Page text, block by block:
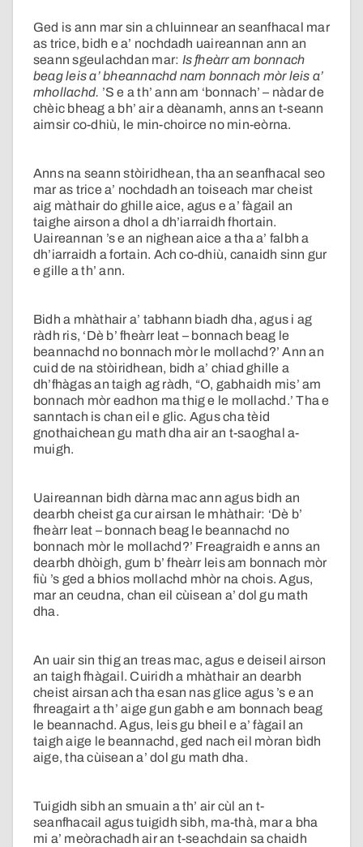
Ged is ann mar sin a chluinnear an seanfhacal mar
as trice, bidh e a’ nochdadh uaireannan ann an
seann sgeulachdan mar: Is fheàrr am bonnach
beag leis a’ bheannachd nam bonnach mòr leis a’
mhollachd. ’S e a th’ ann am ‘bonnach’ – nàdar de
chèic bheag a bh’ air a dèanamh, anns an t-seann
aimsir co-dhiù, le min-choirce no min-eòrna.
Anns na seann stòiridhean, tha an seanfhacal seo
mar as trice a’ nochdadh an toiseach mar cheist
aig màthair do ghille aice, agus e a’ fàgail an
taighe airson a dhol a dh’iarraidh fhortain.
Uaireannan ’s e an nighean aice a tha a’ falbh a
dh’iarraidh a fortain. Ach co-dhiù, canaidh sinn gur
e gille a th’ ann.
Bidh a mhàthair a’ tabhann biadh dha, agus i ag
ràdh ris, ‘Dè b’ fheàrr leat – bonnach beag le
beannachd no bonnach mòr le mollachd?’ Ann an
cuid de na stòiridhean, bidh a’ chiad ghille a
dh’fhàgas an taigh ag ràdh, “O, gabhaidh mis’ am
bonnach mòr eadhon ma thig e le mollachd.’ Tha e
sanntach is chan eil e glic. Agus cha tèid
gnothaichean gu math dha air an t-saoghal a-
muigh.
Uaireannan bidh dàrna mac ann agus bidh an
dearbh cheist ga cur airsan le mhàthair: ‘Dè b’
fheàrr leat – bonnach beag le beannachd no
bonnach mòr le mollachd?’ Freagraidh e anns an
dearbh dhòigh, gum b’ fheàrr leis am bonnach mòr
fiù ’s ged a bhios mollachd mhòr na chois. Agus,
mar an ceudna, chan eil cùisean a’ dol gu math
dha.
An uair sin thig an treas mac, agus e deiseil airson
an taigh fhàgail. Cuiridh a mhàthair an dearbh
cheist airsan ach tha esan nas glice agus ’s e an
fhreagairt a th’ aige gun gabh e am bonnach beag
le beannachd. Agus, leis gu bheil e a’ fàgail an
taigh aige le beannachd, ged nach eil mòran bìdh
aige, tha cùisean a’ dol gu math dha.
Tuigidh sibh an smuain a th’ air cùl an t-
seanfhacail agus tuigidh sibh, ma-thà, mar a bha
mi a’ meòrachadh air an t-seachdain sa chaidh